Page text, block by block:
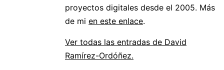
proyectos digitales desde el 2005. Más
de mi en este enlace.
Ver todas las entradas de David
Ramírez-Ordóñez.